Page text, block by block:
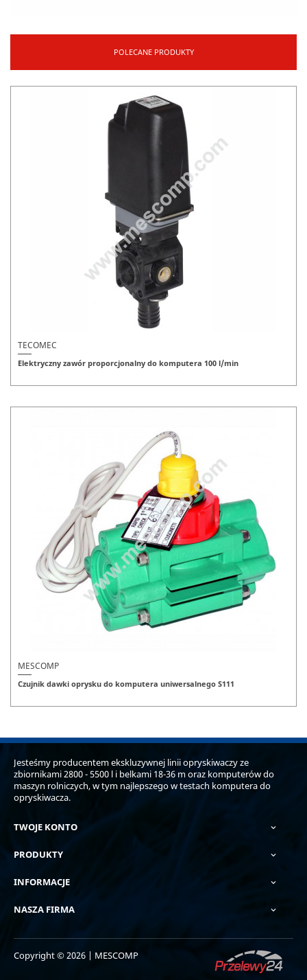
POLECANE PRODUKTY
TECOMEC
Elektryczny zawór proporcjonalny do komputera 100 l/min
MESCOMP
Czujnik dawki oprysku do komputera uniwersalnego S111
Jesteśmy producentem ekskluzywnej linii opryskiwaczy ze
zbiornikami 2800 - 5500 l i belkami 18-36 m oraz komputerów do
maszyn rolniczych, w tym najlepszego w testach komputera do
opryskiwacza.
TWOJE KONTO 
PRODUKTY 
INFORMACJE 
NASZA FIRMA 
Copyright © 2026 | MESCOMP